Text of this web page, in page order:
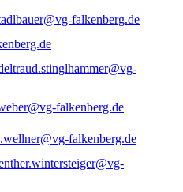
falkenberg.de
falkenberg.de
falkenberg.de